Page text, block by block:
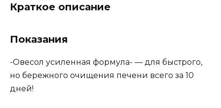
Краткое описание
Показания
-Овесол усиленная формула- — для быстрого,
но бережного очищения печени всего за 10
дней!